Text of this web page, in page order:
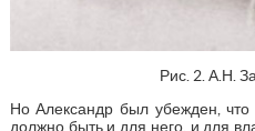
Рис. 2. А.Н.
Но Александр был убежден, что
должно быть и для него, и для